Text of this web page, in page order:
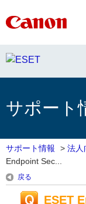
サポート
サポート情報 > 法人
Endpoint Sec...
戻る
ESET